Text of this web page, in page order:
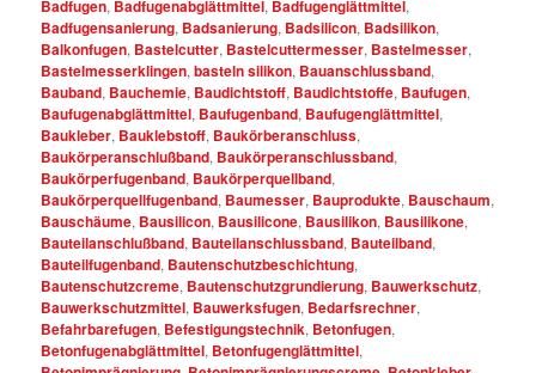
Badfugen, Badfugenabglättmittel, Badfugenglättmittel,
Badfugensanierung, Badsanierung, Badsilicon, Badsilikon,
Balkonfugen, Bastelcutter, Bastelcuttermesser, Bastelmesser,
Bastelmesserklingen,basteln silikon, Bauanschlussband,
Bauband, Bauchemie, Baudichtstoff, Baudichtstoffe, Baufugen,
Baufugenabglättmittel, Baufugenband, Baufugenglättmittel,
Baukleber, Bauklebstoff, Baukörberanschluss,
Baukörperanschlußband, Baukörperanschlussband,
Baukörperfugenband, Baukörperquellband,
Baukörperquellfugenband, Baumesser, Bauprodukte, Bauschaum,
Bauschäume, Bausilicon, Bausilicone, Bausilikon, Bausilikone,
Bauteilanschlußband, Bauteilanschlussband, Bauteilband,
Bauteilfugenband, Bautenschutzbeschichtung,
Bautenschutzcreme, Bautenschutzgrundierung, Bauwerkschutz,
Bauwerkschutzmittel, Bauwerksfugen, Bedarfsrechner,
Befahrbarefugen, Befestigungstechnik, Betonfugen,
Betonfugenabglättmittel, Betonfugenglättmittel,